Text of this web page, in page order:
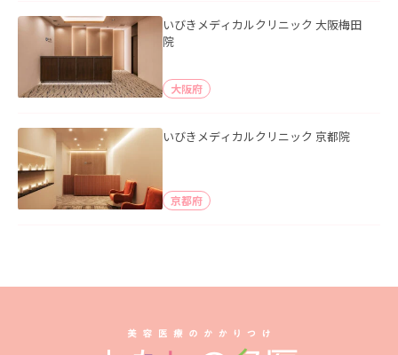
いびきメディカルクリニック 大阪梅田
院
大阪府
いびきメディカルクリニック 京都院
京都府